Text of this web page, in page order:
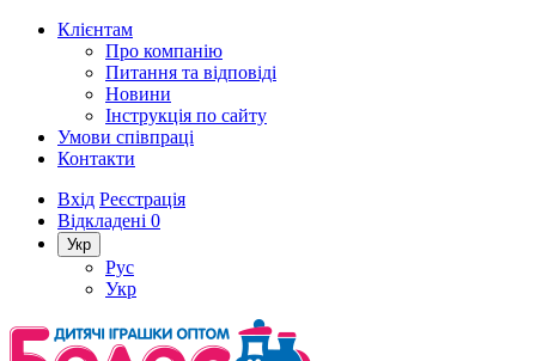
Клієнтам
Про компанію
Питання та відповіді
Новини
Інструкція по сайту
Умови співпраці
Контакти
Вхід Реєстрація
Відкладені 0
Укр
Рус
Укр